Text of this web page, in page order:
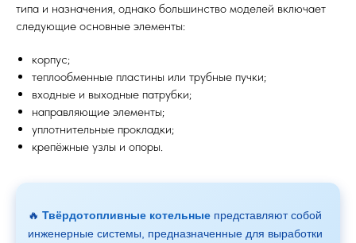
типа и назначения, однако большинство моделей включает
следующие основные элементы:
корпус;
теплообменные пластины или трубные пучки;
входные и выходные патрубки;
направляющие элементы;
уплотнительные прокладки;
крепёжные узлы и опоры.
🔥 Твёрдотопливные котельные представляют собой
инженерные системы, предназначенные для выработки